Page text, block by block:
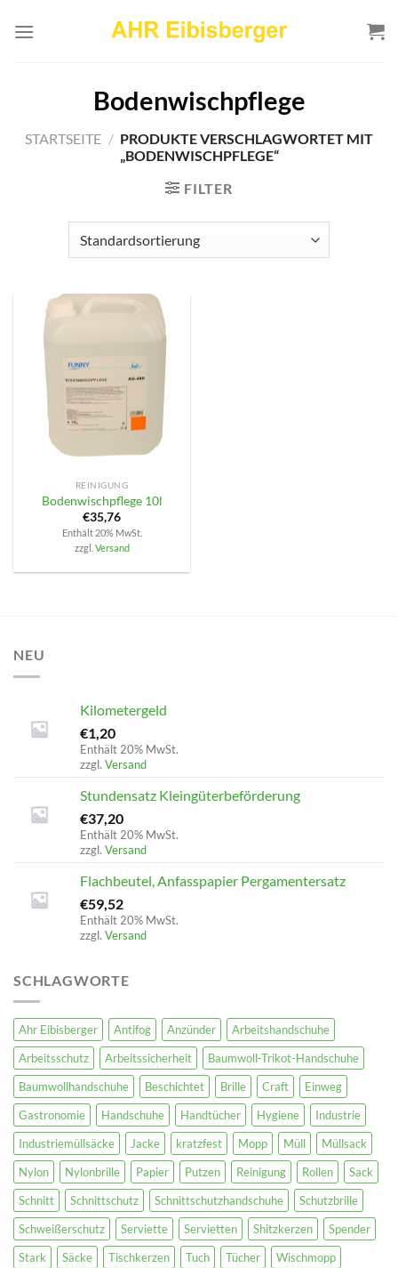
Inhalt
Bodenwischpflege
STARTSEITE / PRODUKTE VERSCHLAGWORTET MIT
„BODENWISCHPFLEGE“
FILTER
REINIGUNG
Bodenwischpflege 10l
€35,76
Enthält 20% MwSt.
zzgl. Versand
NEU
Kilometergeld
€1,20
Enthält 20% MwSt.
zzgl. Versand
Stundensatz Kleingüterbeförderung
€37,20
Enthält 20% MwSt.
zzgl. Versand
Flachbeutel, Anfasspapier Pergamentersatz
€59,52
Enthält 20% MwSt.
zzgl. Versand
SCHLAGWORTE
Ahr Eibisberger Antifog Anzünder
Arbeitshandschuhe
Arbeitsschutz
Arbeitssicherheit
Baumwoll-Trikot-Handschuhe
Baumwollhandschuhe
Beschichtet Brille Craft
Einweg
Gastronomie
Handschuhe Handtücher Hygiene
Industrie
Industriemüllsäcke
Jacke kratzfest Mopp Müll
Müllsack
Nylon
Nylonbrille Papier Putzen Reinigung Rollen
Sack
Schnitt
Schnittschutz Schnittschutzhandschuhe
Schutzbrille
Schweißerschutz
Serviette Servietten Shitzkerzen
Spender
Stark
Säcke Tischkerzen Tuch Tücher Wischmopp